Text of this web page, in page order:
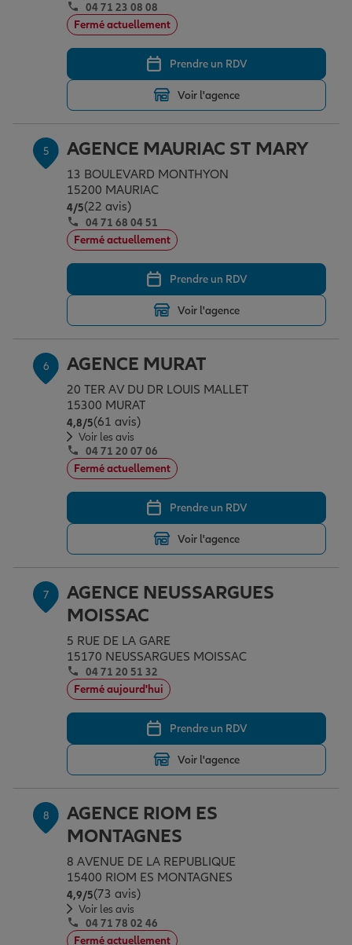
04 71 23 08 08
Fermé actuellement
Prendre un RDV
Voir l'agence
5 AGENCE MAURIAC ST MARY
13 BOULEVARD MONTHYON
15200 MAURIAC
4/5Note de 4 sur 5
(22 avis)
04 71 68 04 51
Fermé actuellement
Prendre un RDV
Voir l'agence
6 AGENCE MURAT
20 TER AV DU DR LOUIS MALLET
15300 MURAT
4,8/5Note de 4.8 sur 5
(61 avis)
Voir les avis
04 71 20 07 06
Fermé actuellement
Prendre un RDV
Voir l'agence
7
AGENCE NEUSSARGUES
MOISSAC
5 RUE DE LA GARE
15170 NEUSSARGUES MOISSAC
04 71 20 51 32
Fermé aujourd'hui
Prendre un RDV
Voir l'agence
8
AGENCE RIOM ES
MONTAGNES
8 AVENUE DE LA REPUBLIQUE
15400 RIOM ES MONTAGNES
4,9/5Note de 4.9 sur 5
(73 avis)
Voir les avis
04 71 78 02 46
Fermé actuellement